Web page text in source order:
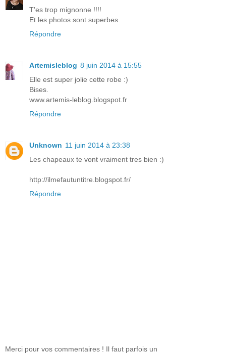
T'es trop mignonne !!!!
Et les photos sont superbes.
Répondre
Artemisleblog 8 juin 2014 à 15:55
Elle est super jolie cette robe :)
Bises.
www.artemis-leblog.blogspot.fr
Répondre
Unknown 11 juin 2014 à 23:38
Les chapeaux te vont vraiment tres bien :)
http://ilmefautuntitre.blogspot.fr/
Répondre
Merci pour vos commentaires ! Il faut parfois un